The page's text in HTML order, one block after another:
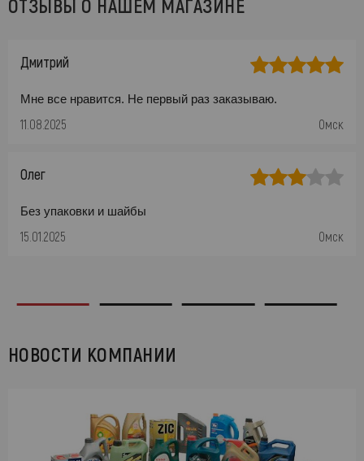
ОТЗЫВЫ О НАШЕМ МАГАЗИНЕ
Дмитрий
Мне все нравится. Не первый раз заказываю.
11.08.2025 Омск
Олег
Без упаковки и шайбы
15.01.2025 Омск
НОВОСТИ КОМПАНИИ